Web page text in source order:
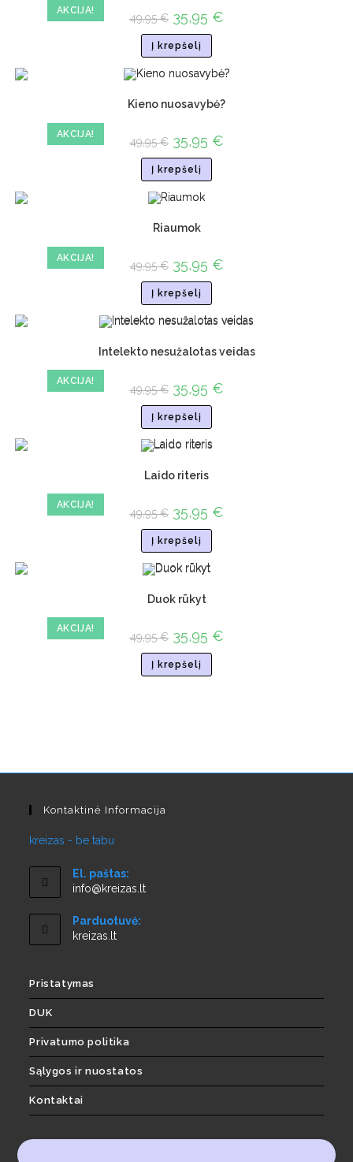
AKCIJA!
49,95€ 35,95 €
Į krepšelį
AKCIJA!
Kieno nuosavybė?
49,95€ 35,95 €
Į krepšelį
AKCIJA!
Riaumok
49,95€ 35,95 €
Į krepšelį
AKCIJA!
Intelekto nesužalotas veidas
49,95€ 35,95 €
Į krepšelį
AKCIJA!
Laido riteris
49,95€ 35,95 €
Į krepšelį
AKCIJA!
Duok rūkyt
49,95€ 35,95 €
Į krepšelį
Kontaktinė Informacija
kreizas - be tabu
El. paštas:
info@kreizas.lt
Parduotuvė:
kreizas.lt
Pristatymas
DUK
Privatumo politika
Sąlygos ir nuostatos
Kontaktai